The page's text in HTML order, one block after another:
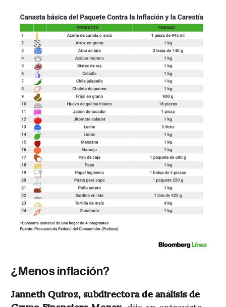
¿Menos inflación?
Janneth Quiroz, subdirectora de análisis de